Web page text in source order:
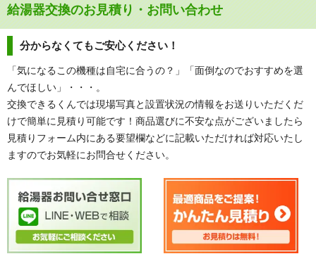
給湯器交換のお見積り・お問い合わせ
分からなくてもご安心ください！
「気になるこの機種は自宅に合うの？」「面倒なのでおすすめを選
んでほしい」・・・。
交換できるくんでは現場写真と設置状況の情報をお送りいただくだ
けで簡単に見積り可能です！商品選びに不安な点がございましたら
見積りフォーム内にある要望欄などに記載いただければ対応いたし
ますのでお気軽にお問合せください。